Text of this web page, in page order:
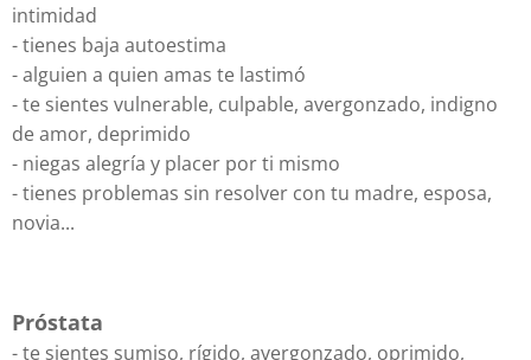
intimidad
- tienes baja autoestima
- alguien a quien amas te lastimó
- te sientes vulnerable, culpable, avergonzado, indigno
de amor, deprimido
- niegas alegría y placer por ti mismo
- tienes problemas sin resolver con tu madre, esposa,
novia...
Próstata
- te sientes sumiso, rígido, avergonzado, oprimido,